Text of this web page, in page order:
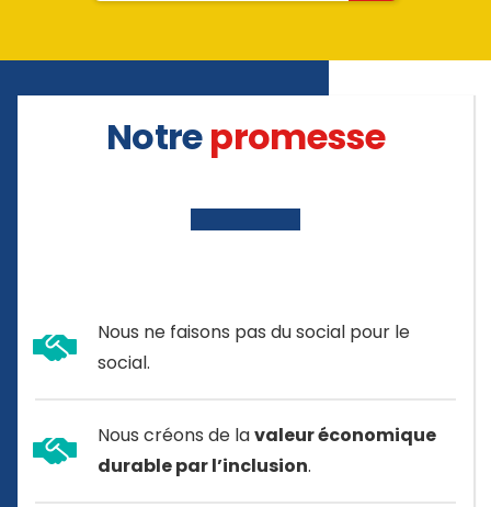
Notrepromesse
Nous ne faisons pas du social pour le
social.
Nous créons de lavaleur économique
durable par l’inclusion.